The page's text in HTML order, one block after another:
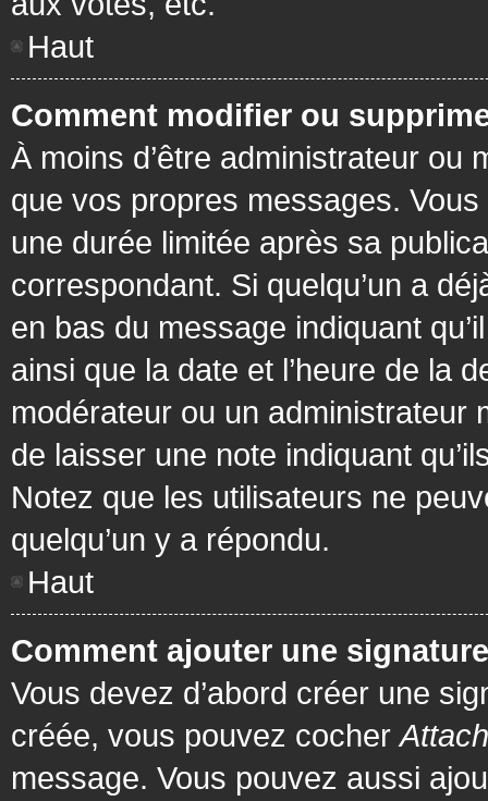
Haut
Comment modifier ou
À moins d’être administrateur ou
que vos propres messages.
une durée limitée après sa
correspondant. Si quelqu’un a
en bas du message indiquant
ainsi que la date et l’heure de la
modérateur ou un administrateur
de laisser une note indiquant
Notez que les utilisateurs ne
quelqu’un y a répondu.
Haut
Comment ajouter une
Vous devez d’abord créer une
créée, vous pouvez cocher
message. Vous pouvez aussi